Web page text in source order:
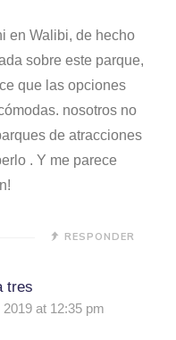
en Walibi, de hecho
sobre este parque,
que las opciones
nosotros no
de atracciones
. Y me parece
RESPONDER
tres
at 12:35 pm